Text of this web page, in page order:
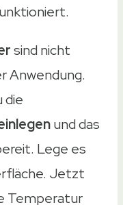
sind nicht
Anwendung.
die
und das
Lege es
Jetzt
Temperatur